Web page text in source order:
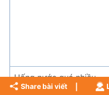
Uống nước quá nhiều
trong một thời gian
Share bài viết